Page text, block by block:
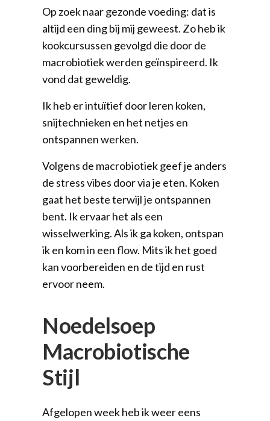
Op zoek naar gezonde voeding: dat is
altijd een ding bij mij geweest. Zo heb ik
kookcursussen gevolgd die door de
macrobiotiek werden geïnspireerd. Ik
vond dat geweldig.
Ik heb er intuïtief door leren koken,
snijtechnieken en het netjes en
ontspannen werken.
Volgens de macrobiotiek geef je anders
de stress vibes door via je eten. Koken
gaat het beste terwijl je ontspannen
bent. Ik ervaar het als een
wisselwerking. Als ik ga koken, ontspan
ik en kom in een flow. Mits ik het goed
kan voorbereiden en de tijd en rust
ervoor neem.
Noedelsoep
Macrobiotische
Stijl
Afgelopen week heb ik weer eens